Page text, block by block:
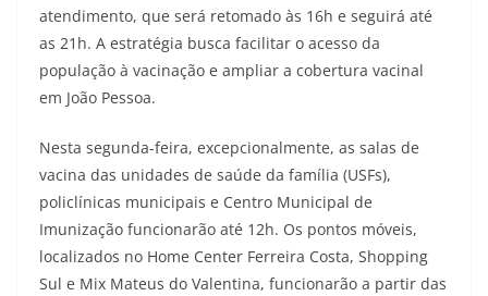
atendimento, que será retomado às 16h e seguirá até
as 21h. A estratégia busca facilitar o acesso da
população à vacinação e ampliar a cobertura vacinal
em João Pessoa.
Nesta segunda-feira, excepcionalmente, as salas de
vacina das unidades de saúde da família (USFs),
policlínicas municipais e Centro Municipal de
Imunização funcionarão até 12h. Os pontos móveis,
localizados no Home Center Ferreira Costa, Shopping
Sul e Mix Mateus do Valentina, funcionarão a partir das